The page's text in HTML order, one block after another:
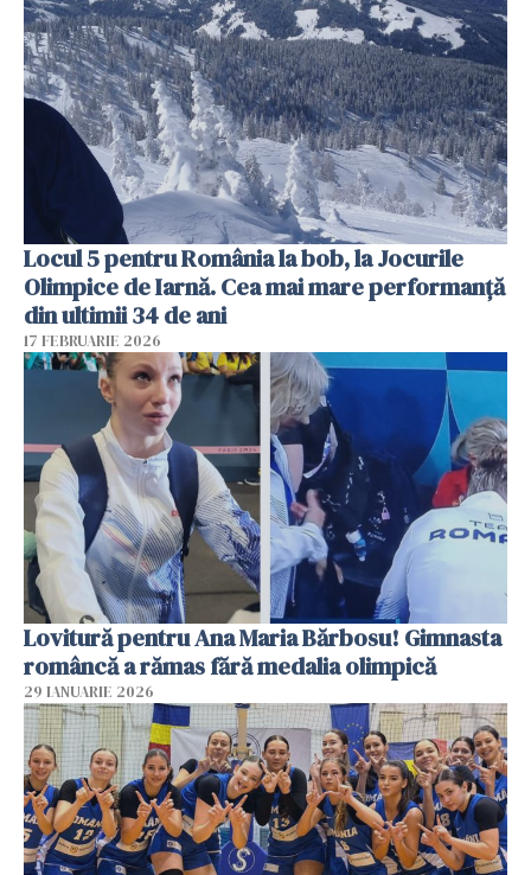
Locul 5 pentru România la bob, la Jocurile
Olimpice de Iarnă. Cea mai mare performanță
din ultimii 34 de ani
17 FEBRUARIE 2026
Lovitură pentru Ana Maria Bărbosu! Gimnasta
româncă a rămas fără medalia olimpică
29 IANUARIE 2026